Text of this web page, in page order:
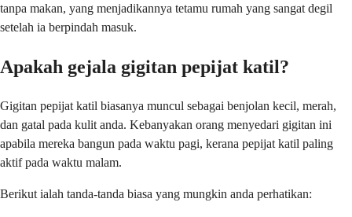
tanpa makan, yang menjadikannya tetamu rumah yang sangat degil
setelah ia berpindah masuk.
Apakah gejala gigitan pepijat katil?
Gigitan pepijat katil biasanya muncul sebagai benjolan kecil, merah,
dan gatal pada kulit anda. Kebanyakan orang menyedari gigitan ini
apabila mereka bangun pada waktu pagi, kerana pepijat katil paling
aktif pada waktu malam.
Berikut ialah tanda-tanda biasa yang mungkin anda perhatikan: